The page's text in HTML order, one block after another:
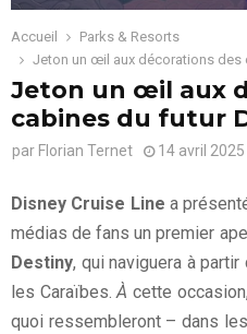
Accueil
Parks & Resorts
Jeton un œil aux décorations des
Jeton un œil aux
cabines du futur
par Florian Ternet 14 avril 2025
Disney Cruise Line a
médias de fans un premier
Destiny, qui naviguera à
les Caraïbes.À cette
quoi ressembleront – dans